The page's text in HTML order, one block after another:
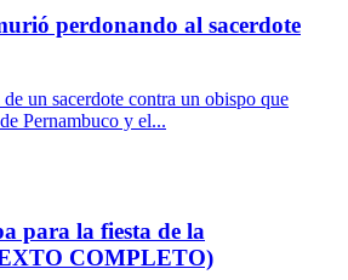
perdonando al sacerdote
un sacerdote contra un obispo que
Pernambuco y el...
para la fiesta de la
COMPLETO)